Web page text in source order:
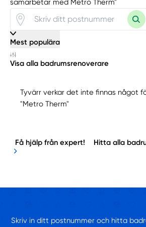
samarbetar med Metro Therm"
Mest populära
Visa alla badrumsrenoverare
Tyvärr verkar det inte finnas något
"Metro Therm"
Få hjälp från expert! Hitta alla
Skriv in ditt postnummer och hitta